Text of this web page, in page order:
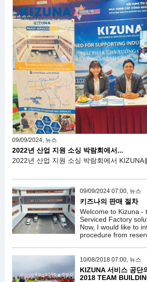
09/09/2024, 뉴스
2022년 산업 지원 소싱 박람회에서...
2022년 산업 지원 소싱 박람회에서 KIZUNA
09/09/2024 07:00, 뉴스
키즈나의 판매 절차
Welcome to Kizuna -
Serviced Factory
Now, I would like to
procedure from
10/08/2018 07:00, 뉴스
KIZUNA 서비스 공단
2018 TEAM